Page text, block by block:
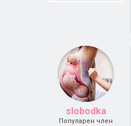
slobodka
Популарен член